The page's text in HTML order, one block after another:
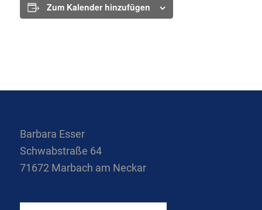
Zum Kalender hinzufügen
Barbara Esser
Schwabstraße 64
71672 Marbach am Neckar